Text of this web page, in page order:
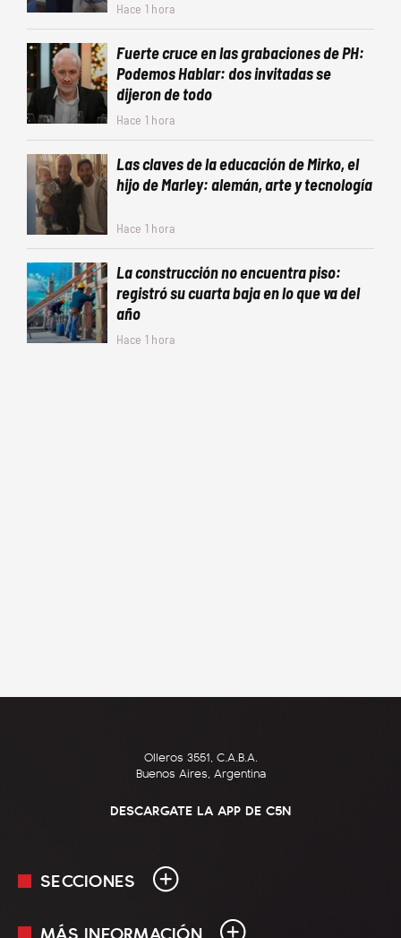
Hace 1 hora
Fuerte cruce en las grabaciones de PH:
Podemos Hablar: dos invitadas se
dijeron de todo
Hace 1 hora
Las claves de la educación de Mirko, el
hijo de Marley: alemán, arte y tecnología
Hace 1 hora
La construcción no encuentra piso:
registró su cuarta baja en lo que va del
año
Hace 1 hora
Olleros 3551, C.A.B.A.
Buenos Aires, Argentina
DESCARGATE LA APP DE C5N
SECCIONES
MÁS INFORMACIÓN